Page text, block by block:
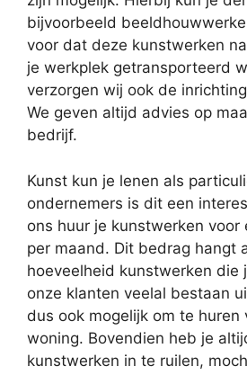
bijvoorbeeld
voor dat deze kunstwerken
je werkplek getransporteerd
verzorgen wij ook de
We geven altijd advies op
bedrijf.
Kunst kun je lenen als
ondernemers is dit een
ons huur je kunstwerken voor
per maand. Dit bedrag hangt
hoeveelheid kunstwerken die
onze klanten veelal bestaan
dus ook mogelijk om te huren
woning. Bovendien heb je
kunstwerken in te ruilen,